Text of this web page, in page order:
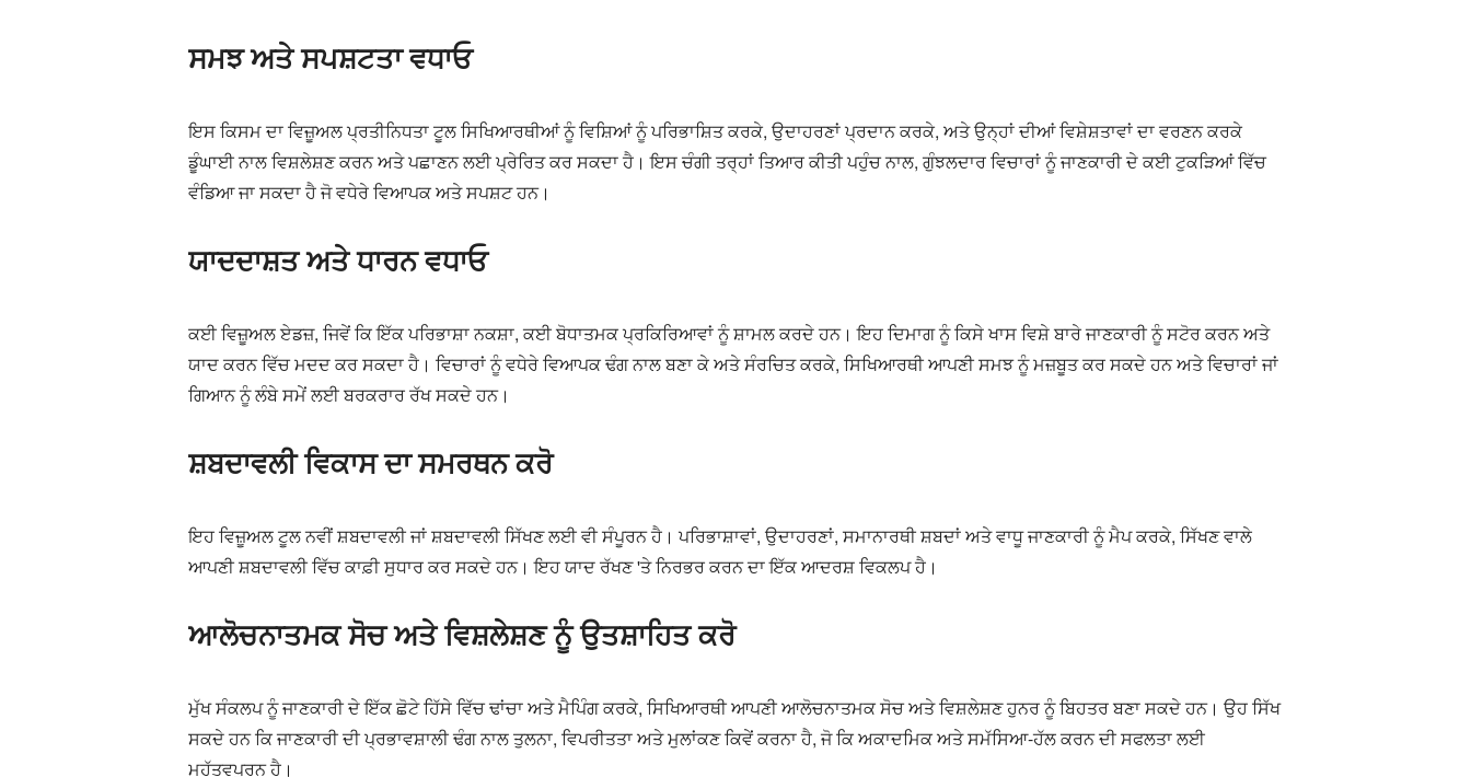
ਸਮਝ ਅਤੇ ਸਪਸ਼ਟਤਾ ਵਧਾਓ
ਇਸ ਕਿਸਮ ਦਾ ਵਿਜ਼ੂਅਲ ਪ੍ਰਤੀਨਿਧਤਾ ਟੂਲ ਸਿਖਿਆਰਥੀਆਂ ਨੂੰ ਵਿਸ਼ਿਆਂ ਨੂੰ ਪਰਿਭਾਸ਼ਿਤ ਕਰਕੇ, ਉਦਾਹਰਣਾਂ ਪ੍ਰਦਾਨ ਕਰਕੇ, ਅਤੇ ਉਨ੍ਹਾਂ ਦੀਆਂ ਵਿਸ਼ੇਸ਼ਤਾਵਾਂ ਦਾ ਵਰਣਨ ਕਰਕੇ
ਡੂੰਘਾਈ ਨਾਲ ਵਿਸ਼ਲੇਸ਼ਣ ਕਰਨ ਅਤੇ ਪਛਾਣਨ ਲਈ ਪ੍ਰੇਰਿਤ ਕਰ ਸਕਦਾ ਹੈ। ਇਸ ਚੰਗੀ ਤਰ੍ਹਾਂ ਤਿਆਰ ਕੀਤੀ ਪਹੁੰਚ ਨਾਲ, ਗੁੰਝਲਦਾਰ ਵਿਚਾਰਾਂ ਨੂੰ ਜਾਣਕਾਰੀ ਦੇ ਕਈ ਟੁਕੜਿਆਂ ਵਿੱਚ
ਵੰਡਿਆ ਜਾ ਸਕਦਾ ਹੈ ਜੋ ਵਧੇਰੇ ਵਿਆਪਕ ਅਤੇ ਸਪਸ਼ਟ ਹਨ।
ਯਾਦਦਾਸ਼ਤ ਅਤੇ ਧਾਰਨ ਵਧਾਓ
ਕਈ ਵਿਜ਼ੂਅਲ ਏਡਜ਼, ਜਿਵੇਂ ਕਿ ਇੱਕ ਪਰਿਭਾਸ਼ਾ ਨਕਸ਼ਾ, ਕਈ ਬੋਧਾਤਮਕ ਪ੍ਰਕਿਰਿਆਵਾਂ ਨੂੰ ਸ਼ਾਮਲ ਕਰਦੇ ਹਨ। ਇਹ ਦਿਮਾਗ ਨੂੰ ਕਿਸੇ ਖਾਸ ਵਿਸ਼ੇ ਬਾਰੇ ਜਾਣਕਾਰੀ ਨੂੰ ਸਟੋਰ ਕਰਨ ਅਤੇ
ਯਾਦ ਕਰਨ ਵਿੱਚ ਮਦਦ ਕਰ ਸਕਦਾ ਹੈ। ਵਿਚਾਰਾਂ ਨੂੰ ਵਧੇਰੇ ਵਿਆਪਕ ਢੰਗ ਨਾਲ ਬਣਾ ਕੇ ਅਤੇ ਸੰਰਚਿਤ ਕਰਕੇ, ਸਿਖਿਆਰਥੀ ਆਪਣੀ ਸਮਝ ਨੂੰ ਮਜ਼ਬੂਤ ਕਰ ਸਕਦੇ ਹਨ ਅਤੇ ਵਿਚਾਰਾਂ ਜਾਂ
ਗਿਆਨ ਨੂੰ ਲੰਬੇ ਸਮੇਂ ਲਈ ਬਰਕਰਾਰ ਰੱਖ ਸਕਦੇ ਹਨ।
ਸ਼ਬਦਾਵਲੀ ਵਿਕਾਸ ਦਾ ਸਮਰਥਨ ਕਰੋ
ਇਹ ਵਿਜ਼ੂਅਲ ਟੂਲ ਨਵੀਂ ਸ਼ਬਦਾਵਲੀ ਜਾਂ ਸ਼ਬਦਾਵਲੀ ਸਿੱਖਣ ਲਈ ਵੀ ਸੰਪੂਰਨ ਹੈ। ਪਰਿਭਾਸ਼ਾਵਾਂ, ਉਦਾਹਰਣਾਂ, ਸਮਾਨਾਰਥੀ ਸ਼ਬਦਾਂ ਅਤੇ ਵਾਧੂ ਜਾਣਕਾਰੀ ਨੂੰ ਮੈਪ ਕਰਕੇ, ਸਿੱਖਣ ਵਾਲੇ
ਆਪਣੀ ਸ਼ਬਦਾਵਲੀ ਵਿੱਚ ਕਾਫ਼ੀ ਸੁਧਾਰ ਕਰ ਸਕਦੇ ਹਨ। ਇਹ ਯਾਦ ਰੱਖਣ 'ਤੇ ਨਿਰਭਰ ਕਰਨ ਦਾ ਇੱਕ ਆਦਰਸ਼ ਵਿਕਲਪ ਹੈ।
ਆਲੋਚਨਾਤਮਕ ਸੋਚ ਅਤੇ ਵਿਸ਼ਲੇਸ਼ਣ ਨੂੰ ਉਤਸ਼ਾਹਿਤ ਕਰੋ
ਮੁੱਖ ਸੰਕਲਪ ਨੂੰ ਜਾਣਕਾਰੀ ਦੇ ਇੱਕ ਛੋਟੇ ਹਿੱਸੇ ਵਿੱਚ ਢਾਂਚਾ ਅਤੇ ਮੈਪਿੰਗ ਕਰਕੇ, ਸਿਖਿਆਰਥੀ ਆਪਣੀ ਆਲੋਚਨਾਤਮਕ ਸੋਚ ਅਤੇ ਵਿਸ਼ਲੇਸ਼ਣ ਹੁਨਰ ਨੂੰ ਬਿਹਤਰ ਬਣਾ ਸਕਦੇ ਹਨ। ਉਹ ਸਿੱਖ
ਸਕਦੇ ਹਨ ਕਿ ਜਾਣਕਾਰੀ ਦੀ ਪ੍ਰਭਾਵਸ਼ਾਲੀ ਢੰਗ ਨਾਲ ਤੁਲਨਾ, ਵਿਪਰੀਤਤਾ ਅਤੇ ਮੁਲਾਂਕਣ ਕਿਵੇਂ ਕਰਨਾ ਹੈ, ਜੋ ਕਿ ਅਕਾਦਮਿਕ ਅਤੇ ਸਮੱਸਿਆ-ਹੱਲ ਕਰਨ ਦੀ ਸਫਲਤਾ ਲਈ
ਮਹੱਤਵਪੂਰਨ ਹੈ।